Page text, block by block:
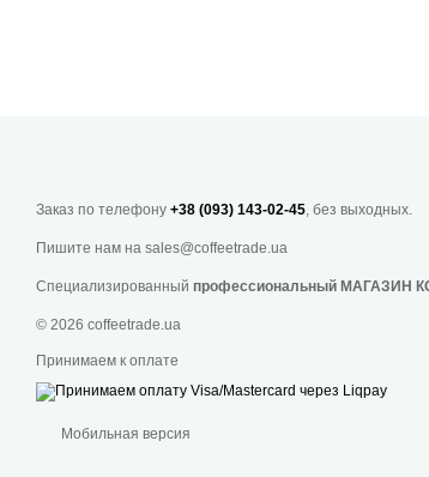
Заказ по телефону +38 (093) 143-02-45, без выходных.
Пишите нам на sales@coffeetrade.ua
Специализированный профессиональный МАГАЗИН
© 2026 coffeetrade.ua
Принимаем к оплате
Мобильная версия